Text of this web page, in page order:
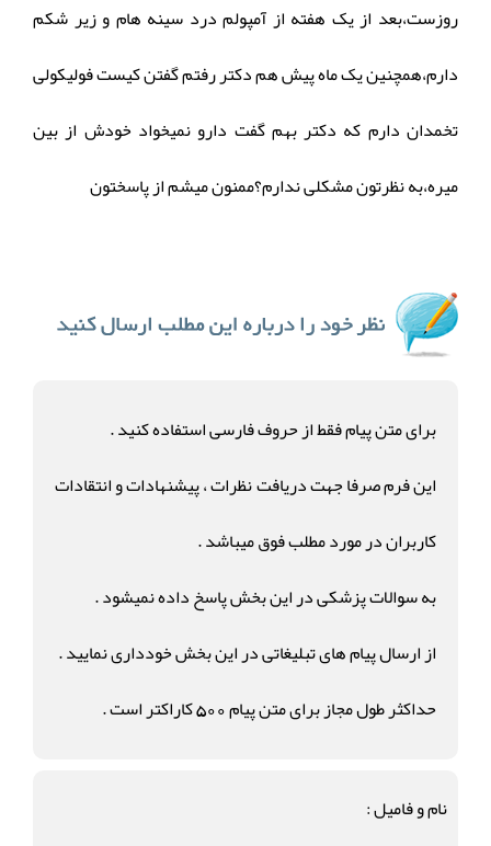
روزست،بعد از یک هفته از آمپولم درد سینه هام و زیر شکم
دارم،همچنین یک ماه پیش هم دکتر رفتم گفتن کیست فولیکولی
تخمدان دارم که دکتر بهم گفت دارو نمیخواد خودش از بین
میره،به نظرتون مشکلی ندارم؟ممنون میشم از پاسختون
برای متن پیام فقط از حروف فارسی استفاده کنید .
این فرم صرفا جهت دریافت نظرات ، پیشنهادات و انتقادات
کاربران در مورد مطلب فوق میباشد .
به سوالات پزشکی در این بخش پاسخ داده نمیشود .
از ارسال پیام های تبلیغاتی در این بخش خودداری نمایید .
حداکثر طول مجاز برای متن پیام 500 کاراکتر است .
نام و فامیل :